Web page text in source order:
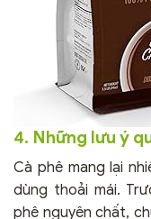
4. Những lưu ý
Cà phê mang lại
dùng thoải mái.
phê nguyên chất,